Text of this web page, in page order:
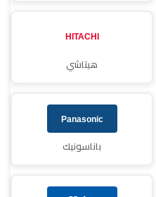
هيتاشي
باناسونيك